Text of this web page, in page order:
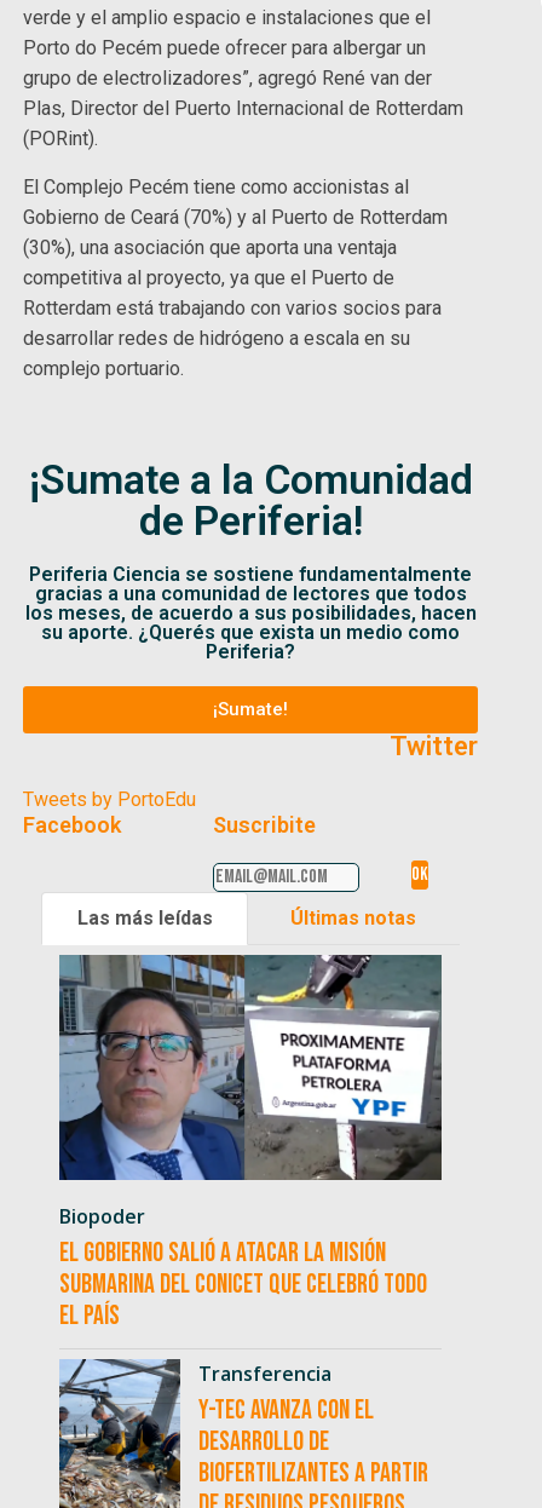
verde y el amplio espacio e instalaciones que el
Porto do Pecém puede ofrecer para albergar un
grupo de electrolizadores”, agregó René van der
Plas, Director del Puerto Internacional de Rotterdam
(PORint).
El Complejo Pecém tiene como accionistas al
Gobierno de Ceará (70%) y al Puerto de Rotterdam
(30%), una asociación que aporta una ventaja
competitiva al proyecto, ya que el Puerto de
Rotterdam está trabajando con varios socios para
desarrollar redes de hidrógeno a escala en su
complejo portuario.
¡Sumate a la Comunidad
de Periferia!
Periferia Ciencia se sostiene fundamentalmente
gracias a una comunidad de lectores que todos
los meses, de acuerdo a sus posibilidades, hacen
su aporte. ¿Querés que exista un medio como
Periferia?
¡Sumate!
Twitter
Tweets by PortoEdu
Facebook Suscribite
Las más leídas Últimas notas
Biopoder
El Gobierno salió a atacar la misión
submarina del CONICET que celebró todo
el país
Transferencia
Y-TEC avanza con el
desarrollo de
biofertilizantes a partir